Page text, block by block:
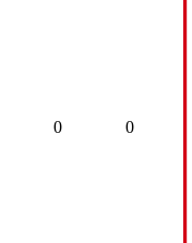
0 0